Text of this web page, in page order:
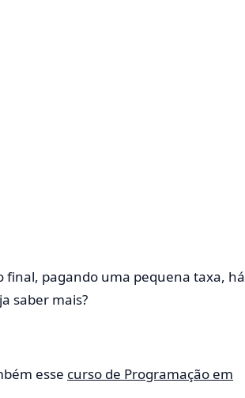
final, pagando uma pequena taxa, há
saber mais?
esse curso de Programação em